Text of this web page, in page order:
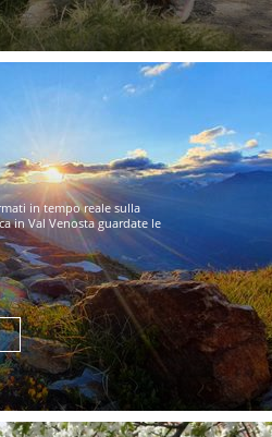
in tempo reale sulla
in Val Venosta guardate le